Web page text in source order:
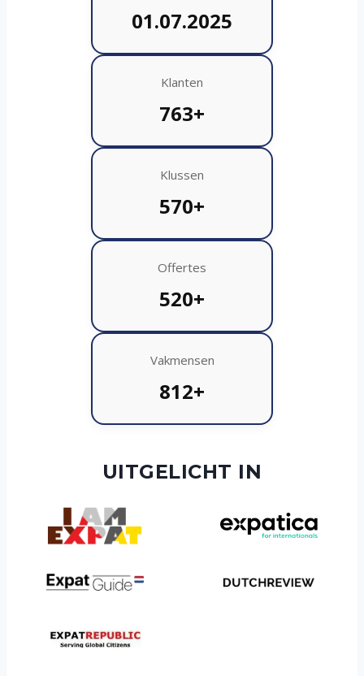
01.07.2025
Klanten
763+
Klussen
570+
Offertes
520+
Vakmensen
812+
UITGELICHT IN